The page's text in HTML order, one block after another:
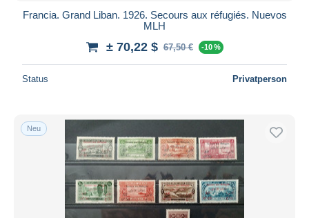
Francia. Grand Liban. 1926. Secours aux réfugiés. Nuevos
MLH
± 70,22 $ 67,50 € -10 %
Status Privatperson
Neu